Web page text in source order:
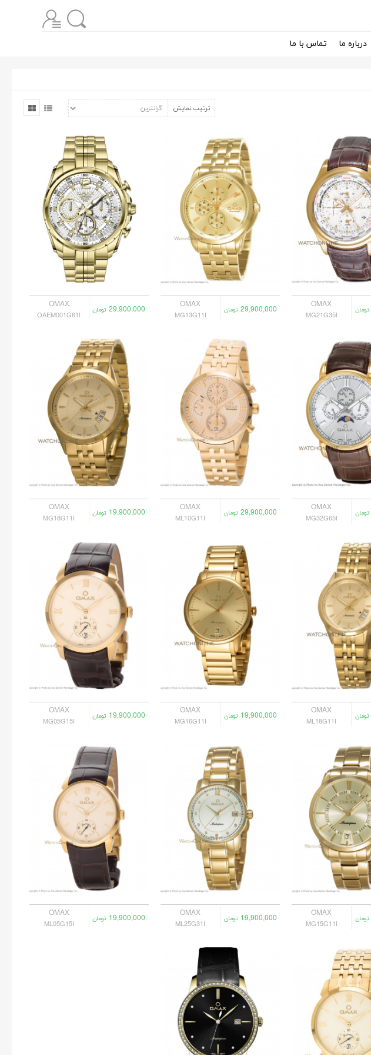
درباره ما تماس با ما
ترتیب نمایش
OMAX
MG21G35I
تومان
OMAX
MG13G11I
29,900,000 تومان
OMAX
OAEM001G61I
29,900,000 تومان
OMAX
MG32G65I
تومان
OMAX
ML10G11I
29,900,000 تومان
OMAX
MG18G11I
19,900,000 تومان
OMAX
ML18G11I
تومان
OMAX
MG16G11I
19,900,000 تومان
OMAX
MG05G15I
19,900,000 تومان
OMAX
MG15G11I
تومان
OMAX
ML25G31I
19,900,000 تومان
OMAX
ML05G15I
19,900,000 تومان